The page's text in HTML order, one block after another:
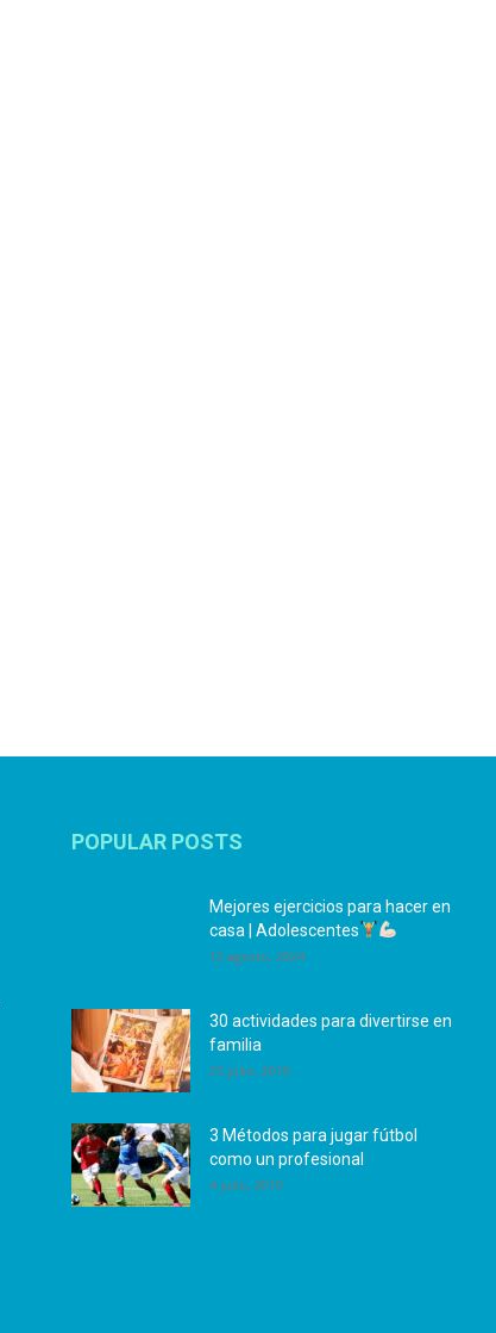
POPULAR POSTS
Mejores ejercicios para hacer en
casa | Adolescentes
12 agosto, 2024
30 actividades para divertirse en
familia
25 julio, 2019
3 Métodos para jugar fútbol
como un profesional
4 julio, 2019